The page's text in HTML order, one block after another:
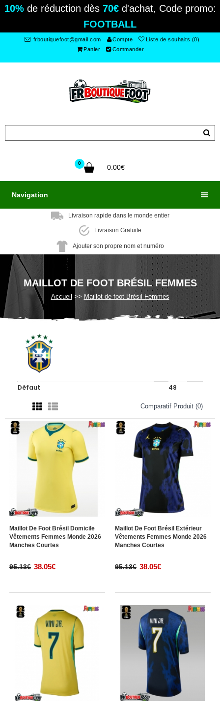
10%de réduction dès 70€d'achat, Code promo:
FOOTBALL
frboutiquefoot@gmail.com Compte
Liste de souhaits (0)
Panier
Commander
0
0.00€
Navigation
Livraison rapide dans le monde entier
Livraison Gratuite
Ajouter son propre nom et numéro
MAILLOT DE FOOT BRÉSIL FEMMES
Accueil Maillot de foot Brésil Femmes
Comparatif Produit (0)
Maillot De Foot Brésil Domicile
Vêtements Femmes Monde 2026
Manches Courtes
95.13€ 38.05€
Maillot De Foot Brésil Extérieur
Vêtements Femmes Monde 2026
Manches Courtes
95.13€ 38.05€